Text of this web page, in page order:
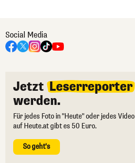
Social Media
Jetzt Leserreporter
werden.
Für jedes Foto in "Heute" oder jedes Video
auf Heute.at gibt es 50 Euro.
So geht's